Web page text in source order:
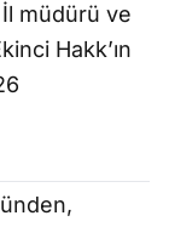
müdürü ve
Hakk’ın